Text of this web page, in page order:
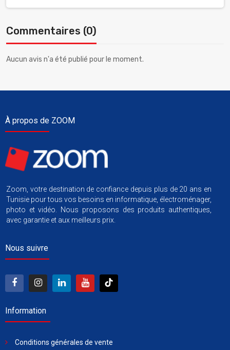
Commentaires (0)
Aucun avis n'a été publié pour le moment.
À propos de ZOOM
Zoom, votre destination de confiance depuis plus de 20 ans en
Tunisie pour tous vos besoins en informatique, électroménager,
photo et vidéo. Nous proposons des produits authentiques,
avec garantie et aux meilleurs prix.
Nous suivre
Information
Conditions générales de vente